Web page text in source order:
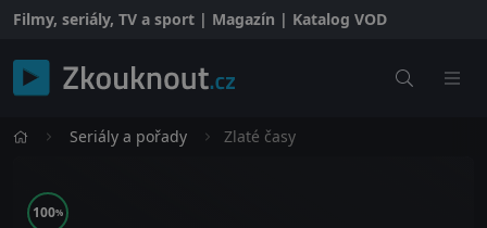
Filmy, seriály, TV a sport | Magazín | Katalog VOD
Seriály a pořady Zlaté časy
100%